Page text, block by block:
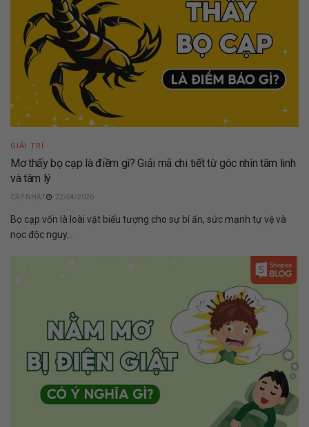
GIẢI TRÍ
Mơ thấy bọ cạp là điềm gì? Giải mã chi tiết từ góc nhìn tâm linh
và tâm lý
22/04/2026
Bọ cạp vốn là loài vật biểu tượng cho sự bí ẩn, sức mạnh tự vệ và
nọc độc nguy...